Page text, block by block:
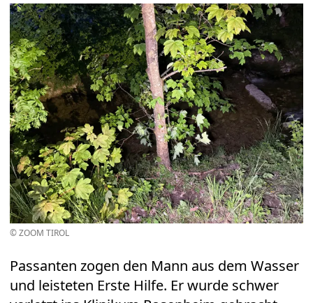
© ZOOM TIROL
Passanten zogen den Mann aus dem Wasser
und leisteten Erste Hilfe. Er wurde schwer